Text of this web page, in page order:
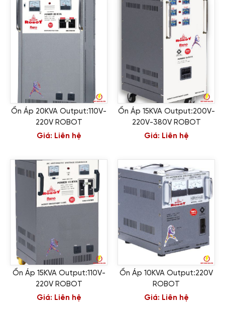
Ổn Áp 20KVA Output:110V-
220V ROBOT
Giá: Liên hệ
Ổn Áp 15KVA Output:200V-
220V-380V ROBOT
Giá: Liên hệ
Ổn Áp 15KVA Output:110V-
220V ROBOT
Giá: Liên hệ
Ổn Áp 10KVA Output:220V
ROBOT
Giá: Liên hệ